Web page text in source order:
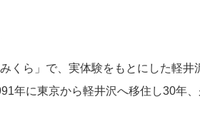
くら」で、実体験をもとにした軽井
年に東京から軽井沢へ移住し30年